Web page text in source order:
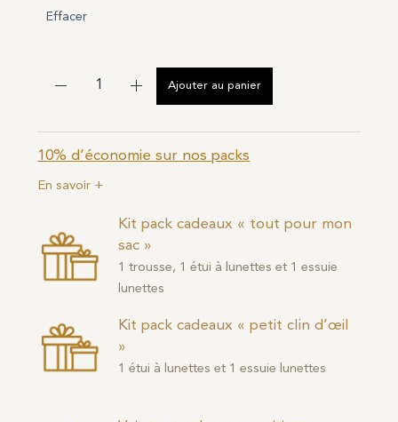
Effacer
Ajouter au panier
10% d’économie sur nos packs
En savoir +
Kit pack cadeaux « tout pour mon
sac »
1 trousse, 1 étui à lunettes et 1 essuie
lunettes
Kit pack cadeaux « petit clin d’œil
»
1 étui à lunettes et 1 essuie lunettes